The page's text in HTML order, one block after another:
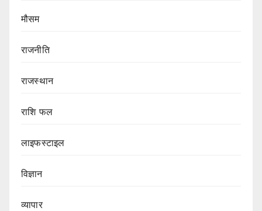
मौसम
राजनीति
राजस्थान
राशि फल
लाइफस्टाइल
विज्ञान
व्यापार